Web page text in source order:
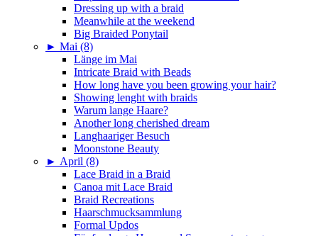
Dressing up with a braid
Meanwhile at the weekend
Big Braided Ponytail
► Mai (8)
Länge im Mai
Intricate Braid with Beads
How long have you been growing your hair?
Showing lenght with braids
Warum lange Haare?
Another long cherished dream
Langhaariger Besuch
Moonstone Beauty
► April (8)
Lace Braid in a Braid
Canoa mit Lace Braid
Braid Recreations
Haarschmucksammlung
Formal Updos